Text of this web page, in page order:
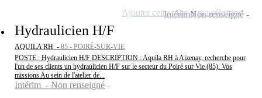
Hydraulicien H/F
AQUILA RH - 85 - POIRÉ-SUR-VIE
POSTE : Hydraulicien H/F DESCRIPTION : Aquila RH à Aizenay, recherche pour
l'un de ses clients un hydraulicien H/F sur le secteur du Poiré sur Vie (85). Vos
missions Au sein de l'atelier de...
Intérim - Non renseigné
IntérimNon renseigné
Ajouter cette offre à ma sélection